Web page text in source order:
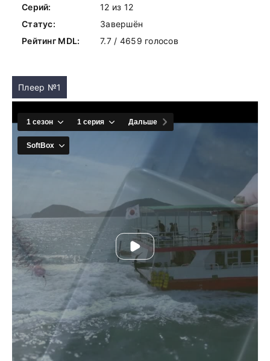
Серий:
12 из 12
Статус:
Завершён
Рейтинг MDL:
7.7 / 4659 голосов
Плеер №1